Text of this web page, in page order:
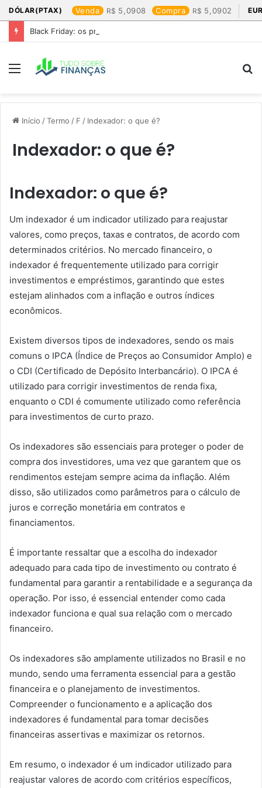
DÓLAR(PTAX) Venda 5,0908 Compra 5,0902
Black Friday: os produtos que mais valem a pena
Menu
Início /Termo / F / Indexador: o que é?
Indexador: o que é?
Indexador: o que é?
Um indexador é um indicador utilizado para reajustar
valores, como preços, taxas e contratos, de acordo com
determinados critérios. No mercado financeiro, o
indexador é frequentemente utilizado para corrigir
investimentos e empréstimos, garantindo que estes
estejam alinhados com a inflação e outros índices
econômicos.
Existem diversos tipos de indexadores, sendo os mais
comuns o IPCA (Índice de Preços ao Consumidor Amplo) e
o CDI (Certificado de Depósito Interbancário). O IPCA é
utilizado para corrigir investimentos de renda fixa,
enquanto o CDI é comumente utilizado como referência
para investimentos de curto prazo.
Os indexadores são essenciais para proteger o poder de
compra dos investidores, uma vez que garantem que os
rendimentos estejam sempre acima da inflação. Além
disso, são utilizados como parâmetros para o cálculo de
juros e correção monetária em contratos e
financiamentos.
É importante ressaltar que a escolha do indexador
adequado para cada tipo de investimento ou contrato é
fundamental para garantir a rentabilidade e a segurança da
operação. Por isso, é essencial entender como cada
indexador funciona e qual sua relação com o mercado
financeiro.
Os indexadores são amplamente utilizados no Brasil e no
mundo, sendo uma ferramenta essencial para a gestão
financeira e o planejamento de investimentos.
Compreender o funcionamento e a aplicação dos
indexadores é fundamental para tomar decisões
financeiras assertivas e maximizar os retornos.
Em resumo, o indexador é um indicador utilizado para
reajustar valores de acordo com critérios específicos,